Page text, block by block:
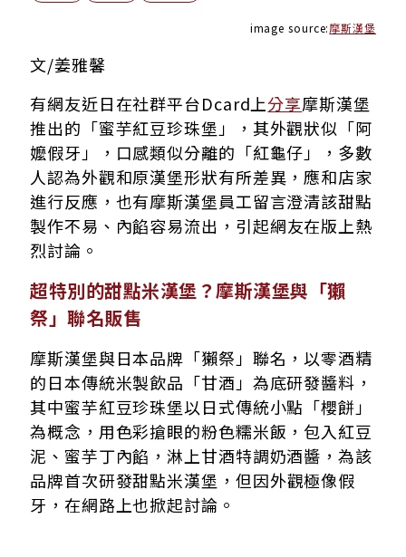
image source:摩斯漢堡
文/姜雅馨
有網友近日在社群平台Dcard上分享摩斯漢堡
推出的「蜜芋紅豆珍珠堡」，其外觀狀似「阿
嬤假牙」，口感類似分離的「紅龜仔」， 多數
人認為外觀和原漢堡形狀有所差異，應和店家
進行反應，也有摩斯漢堡員工留言澄清該甜點
製作不易、內餡容易流出， 引起網友在版上熱
烈討論。
超特別的甜點米漢堡？摩斯漢堡與「獺
祭」聯名販售
摩斯漢堡與日本品牌「獺祭」聯名，以零酒精
的日本傳統米製飲品「甘酒」為底研發醬料，
其中蜜芋紅豆珍珠堡以日式傳統小點「櫻餅」
為概念，用色彩搶眼的粉色糯米飯，包入紅豆
泥、蜜芋丁內餡，淋上甘酒特調奶酒醬，為該
品牌首次研發甜點米漢堡， 但因外觀極像假
牙，在網路上也掀起討論。